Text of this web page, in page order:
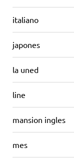
italiano
japones
la uned
line
mansion ingles
mes